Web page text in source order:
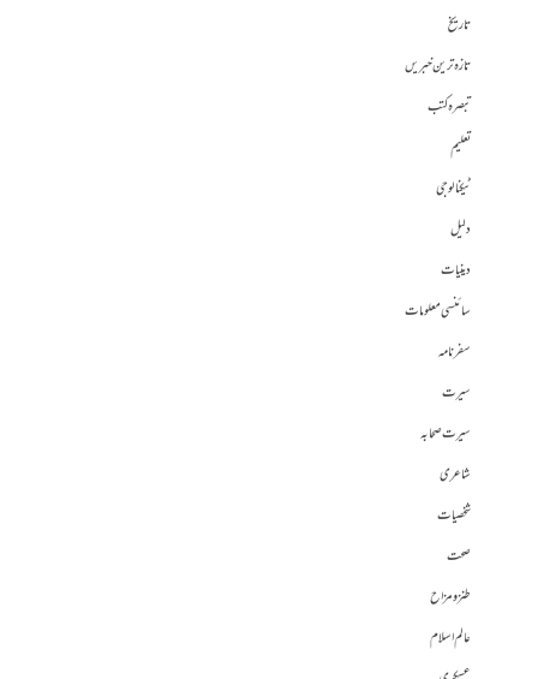
تاریخ
تازہ ترین خبریں
تبصرہ کتب
تعلیم
ٹیکنالوجی
دلیل
دینیات
سائنسی معلومات
سفرنامہ
سیرت
سیرت صحابہ
شاعری
شخصیات
صحت
طنز و مزاح
عالم اسلام